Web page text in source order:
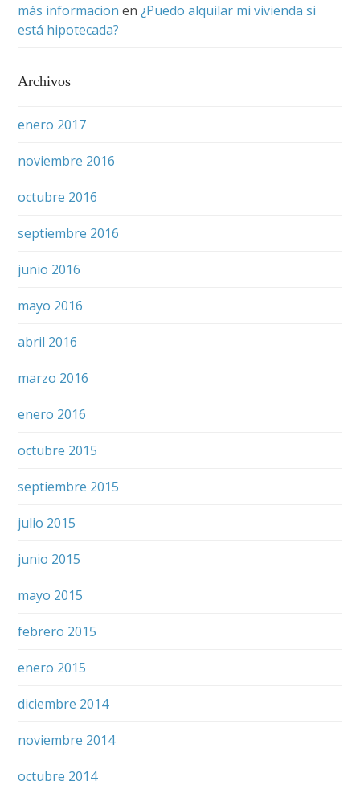
más informacion en¿Puedo alquilar mi vivienda si
está hipotecada?
Archivos
enero 2017
noviembre 2016
octubre 2016
septiembre 2016
junio 2016
mayo 2016
abril 2016
marzo 2016
enero 2016
octubre 2015
septiembre 2015
julio 2015
junio 2015
mayo 2015
febrero 2015
enero 2015
diciembre 2014
noviembre 2014
octubre 2014